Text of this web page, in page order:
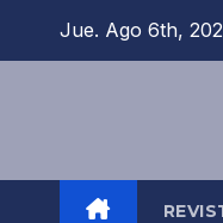
Jue. Ago 6th,